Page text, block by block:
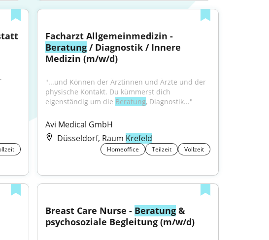
Facharzt Allgemeinmedizin -
Beratung / Diagnostik / Innere
Medizin (m/w/d)
"...und Können der Ärztinnen und Ärzte und der
physische Kontakt. Du kümmerst dich
eigenständig um die Beratung, Diagnostik..."
Avi Medical GmbH
Düsseldorf, Raum Krefeld
Homeoffice Teilzeit Vollzeit
Breast Care Nurse - Beratung &
psychosoziale Begleitung (m/w/d)